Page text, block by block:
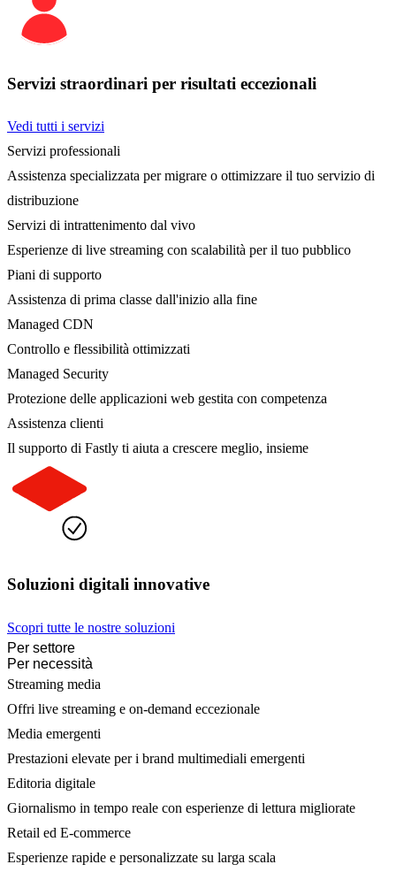
Servizi straordinari per risultati eccezionali
Vedi tutti i servizi
Servizi professionali
Assistenza specializzata per migrare o ottimizzare il tuo servizio di
distribuzione
Servizi di intrattenimento dal vivo
Esperienze di live streaming con scalabilità per il tuo pubblico
Piani di supporto
Assistenza di prima classe dall'inizio alla fine
Managed CDN
Controllo e flessibilità ottimizzati
Managed Security
Protezione delle applicazioni web gestita con competenza
Assistenza clienti
Il supporto di Fastly ti aiuta a crescere meglio, insieme
Soluzioni digitali innovative
Scopri tutte le nostre soluzioni
Per settore
Per necessità
Streaming media
Offri live streaming e on-demand eccezionale
Media emergenti
Prestazioni elevate per i brand multimediali emergenti
Editoria digitale
Giornalismo in tempo reale con esperienze di lettura migliorate
Retail ed E-commerce
Esperienze rapide e personalizzate su larga scala